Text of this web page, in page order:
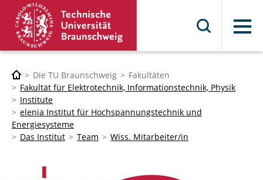
Menü
Die TU Braunschweig
Fakultäten
Fakultät für Elektrotechnik, Informationstechnik, Physik
Institute
elenia Institut für Hochspannungstechnik und
Energiesysteme
Das Institut
Team Wiss. Mitarbeiter/in